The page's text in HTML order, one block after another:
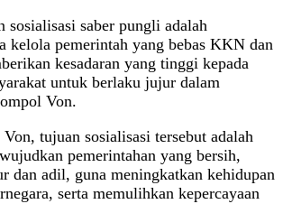
sosialisasi saber pungli adalah
kelola pemerintah yang bebas KKN dan
kesadaran yang tinggi kepada
untuk berlaku jujur dalam
Von.
tujuan sosialisasi tersebut adalah
pemerintahan yang bersih,
dan adil, guna meningkatkan kehidupan
serta memulihkan kepercayaan